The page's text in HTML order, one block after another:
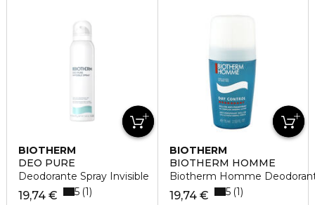
BIOTHERM
DEO PURE
Deodorante Spray Invisible
19,74 €
5 1
BIOTHERM
BIOTHERM HOMME
Biotherm Homme
19,74 €
5 1